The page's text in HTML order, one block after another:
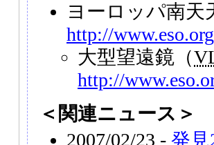
ヨーロッパ南天
http://
大型望遠鏡（
http://
＜関連ニュース＞
2007/02/23 - 発